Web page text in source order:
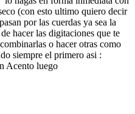
(con esto ultimo quiero decir
por las cuerdas ya sea la
hacer las digitaciones que te
o hacer otras como
siempre el primero asi :
Acento luego